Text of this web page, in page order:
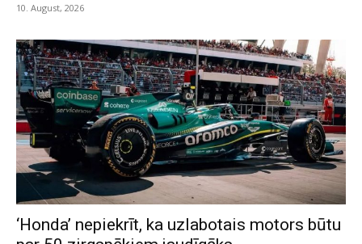
10. August, 2026
‘Honda’ nepiekrīt, ka uzlabotais motors būtu